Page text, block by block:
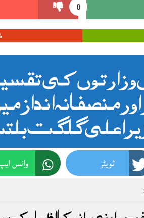
0
وزارتوں کی
اور منصفانہ
گلگت
ٹویٹر واٹس